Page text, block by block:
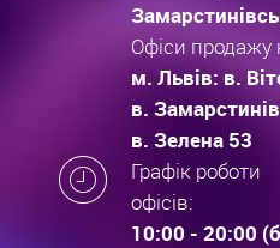
Офіси продажу
м. Львів: в.
в.
в. Зелена 53
Графік роботи
офісів:
10:00 - 20:00